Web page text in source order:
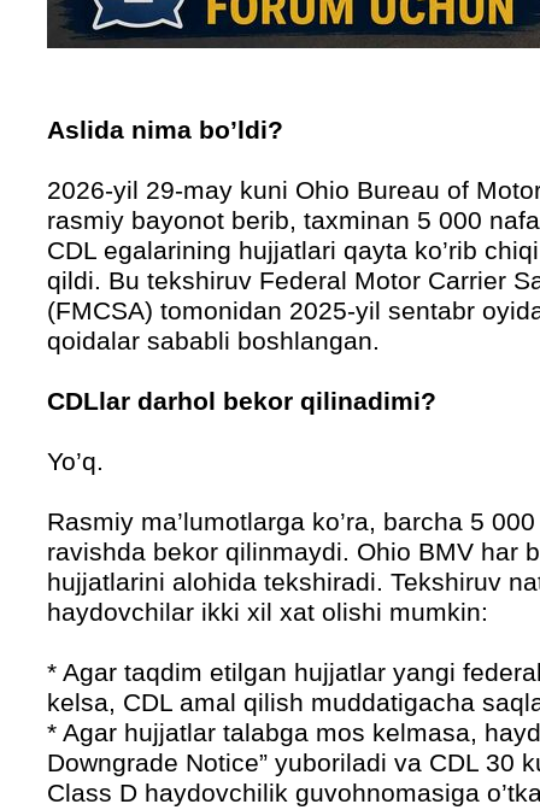
Aslida nima bo’ldi?
2026-yil 29-may kuni Ohio Bureau of
rasmiy bayonot berib, taxminan 5 000
CDL egalarining hujjatlari qayta ko’rib
qildi. Bu tekshiruv Federal Motor Carrier
(FMCSA) tomonidan 2025-yil sentabr
qoidalar sababli boshlangan.
CDLlar darhol bekor qilinadimi?
Yo’q.
Rasmiy ma’lumotlarga ko’ra, barcha 5
ravishda bekor qilinmaydi. Ohio BMV har
hujjatlarini alohida tekshiradi. Tekshiruv
haydovchilar ikki xil xat olishi mumkin:
* Agar taqdim etilgan hujjatlar yangi
kelsa, CDL amal qilish muddatigacha
* Agar hujjatlar talabga mos kelmasa,
Downgrade Notice” yuboriladi va CDL 30
Class D haydovchilik guvohnomasiga